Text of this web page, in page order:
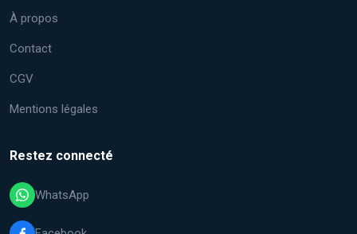
À propos
Contact
CGV
Mentions légales
Restez connecté
WhatsApp